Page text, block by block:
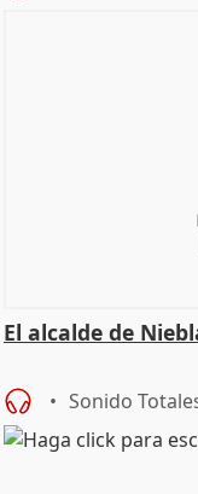
El alcalde de
Sonido